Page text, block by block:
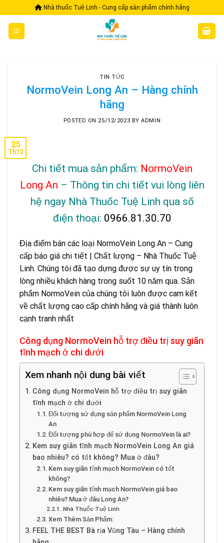
to
content
Nhà thuốc Tuệ Linh - Cung cấp sản phẩm chính hãng
TIN TỨC
NormoVein Long An – Hàng chính
hãng
POSTED ON 25/12/2023 BYADMIN
25
Th12
Chi tiết mua sản phẩm: NormoVein
Long An – Thông tin chi tiết vui lòng liên
hệ ngay Nhà Thuốc Tuệ Linh qua số
điện thoại: 0966.81.30.70
Địa điểm bán các loại NormoVein Long An – Cung
cấp báo giá chi tiết | Chất lượng – Nhà Thuốc Tuệ
Linh. Chúng tôi đã tạo dựng được sự uy tín trong
lòng nhiều khách hàng trong suốt 10 năm qua. Sản
phẩm NormoVein của chúng tôi luôn được cam kết
về chất lượng cao cấp chính hãng và giá thành luôn
cạnh tranh nhất
Công dụng NormoVein hỗ trợ điều trị suy giãn
tĩnh mạch ở chi dưới
Xem nhanh nội dung bài viết
Công dụng NormoVein hỗ trợ điều trị suy giãn
tĩnh mạch ở chi dưới
Đối tượng sử dụng sản phẩm NormoVein Long
An
Đối tượng phù hợp để sử dụng NormoVein là ai?
Kem suy giãn tĩnh mạch NormoVein Long An giá
bao nhiêu? có tốt không? Mua ở đâu?
Kem suy giãn tĩnh mạch NormoVein có tốt
không?
Kem suy giãn tĩnh mạch NormoVein giá bao
nhiêu? Mua ở đâu Long An?
Nhà Thuốc Tuệ Linh
Xem Thêm Sản Phẩm:
FEEL THE BEST Bà rịa Vũng Tàu – Hàng chính